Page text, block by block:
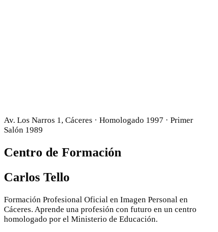
Av. Los Narros 1, Cáceres · Homologado 1997 · Primer
Salón 1989
Centro de Formación
Carlos Tello
Formación Profesional Oficial en Imagen Personal en
Cáceres. Aprende una profesión con futuro en un centro
homologado por el Ministerio de Educación.